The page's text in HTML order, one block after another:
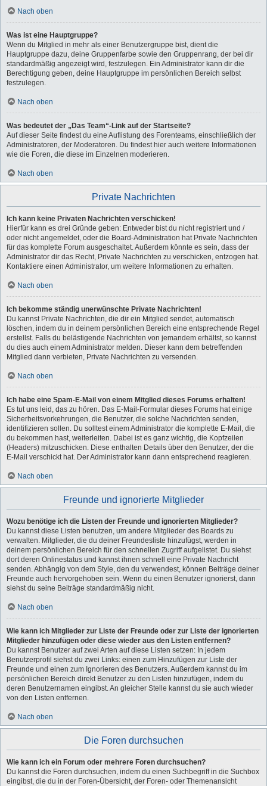
Nach oben
Was ist eine Hauptgruppe?
Wenn du Mitglied in mehr als einer Benutzergruppe bist, dient die
Hauptgruppe dazu, deine Gruppenfarbe sowie den Gruppenrang, der bei dir
standardmäßig angezeigt wird, festzulegen. Ein Administrator kann dir die
Berechtigung geben, deine Hauptgruppe im persönlichen Bereich selbst
festzulegen.
Nach oben
Was bedeutet der „Das Team“-Link auf der Startseite?
Auf dieser Seite findest du eine Auflistung des Forenteams, einschließlich der
Administratoren, der Moderatoren. Du findest hier auch weitere Informationen
wie die Foren, die diese im Einzelnen moderieren.
Nach oben
Private Nachrichten
Ich kann keine Privaten Nachrichten verschicken!
Hierfür kann es drei Gründe geben: Entweder bist du nicht registriert und /
oder nicht angemeldet, oder die Board-Administration hat Private Nachrichten
für das komplette Forum ausgeschaltet. Außerdem könnte es sein, dass der
Administrator dir das Recht, Private Nachrichten zu verschicken, entzogen hat.
Kontaktiere einen Administrator, um weitere Informationen zu erhalten.
Nach oben
Ich bekomme ständig unerwünschte Private Nachrichten!
Du kannst Private Nachrichten, die dir ein Mitglied sendet, automatisch
löschen, indem du in deinem persönlichen Bereich eine entsprechende Regel
erstellst. Falls du belästigende Nachrichten von jemandem erhältst, so kannst
du dies auch einem Administrator melden. Dieser kann dem betreffenden
Mitglied dann verbieten, Private Nachrichten zu versenden.
Nach oben
Ich habe eine Spam-E-Mail von einem Mitglied dieses Forums erhalten!
Es tut uns leid, das zu hören. Das E-Mail-Formular dieses Forums hat einige
Sicherheitsvorkehrungen, die Benutzer, die solche Nachrichten senden,
identifizieren sollen. Du solltest einem Administrator die komplette E-Mail, die
du bekommen hast, weiterleiten. Dabei ist es ganz wichtig, die Kopfzeilen
(Headers) mitzuschicken. Diese enthalten Details über den Benutzer, der die
E-Mail verschickt hat. Der Administrator kann dann entsprechend reagieren.
Nach oben
Freunde und ignorierte Mitglieder
Wozu benötige ich die Listen der Freunde und ignorierten Mitglieder?
Du kannst diese Listen benutzen, um andere Mitglieder des Boards zu
verwalten. Mitglieder, die du deiner Freundesliste hinzufügst, werden in
deinem persönlichen Bereich für den schnellen Zugriff aufgelistet. Du siehst
dort deren Onlinestatus und kannst ihnen schnell eine Private Nachricht
senden. Abhängig von dem Style, den du verwendest, können Beiträge deiner
Freunde auch hervorgehoben sein. Wenn du einen Benutzer ignorierst, dann
siehst du seine Beiträge standardmäßig nicht.
Nach oben
Wie kann ich Mitglieder zur Liste der Freunde oder zur Liste der ignorierten
Mitglieder hinzufügen oder diese wieder aus den Listen entfernen?
Du kannst Benutzer auf zwei Arten auf diese Listen setzen: In jedem
Benutzerprofil siehst du zwei Links: einen zum Hinzufügen zur Liste der
Freunde und einen zum Ignorieren des Benutzers. Außerdem kannst du im
persönlichen Bereich direkt Benutzer zu den Listen hinzufügen, indem du
deren Benutzernamen eingibst. An gleicher Stelle kannst du sie auch wieder
von den Listen entfernen.
Nach oben
Die Foren durchsuchen
Wie kann ich ein Forum oder mehrere Foren durchsuchen?
Du kannst die Foren durchsuchen, indem du einen Suchbegriff in die Suchbox
eingibst, die du in der Foren-Übersicht, der Foren- oder Themenansicht